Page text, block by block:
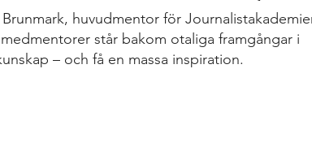
huvudmentor för
står bakom otaliga framgångar i
– och få en massa inspiration.